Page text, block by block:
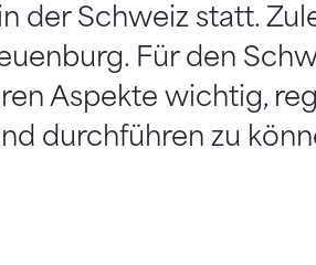
der Schweiz statt.
Für den
Aspekte wichtig,
durchführen zu